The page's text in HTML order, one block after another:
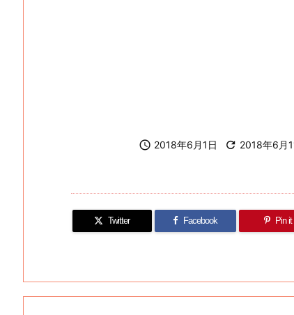
 2018年6月1日  2018年6月
Twitter Facebook Pin it